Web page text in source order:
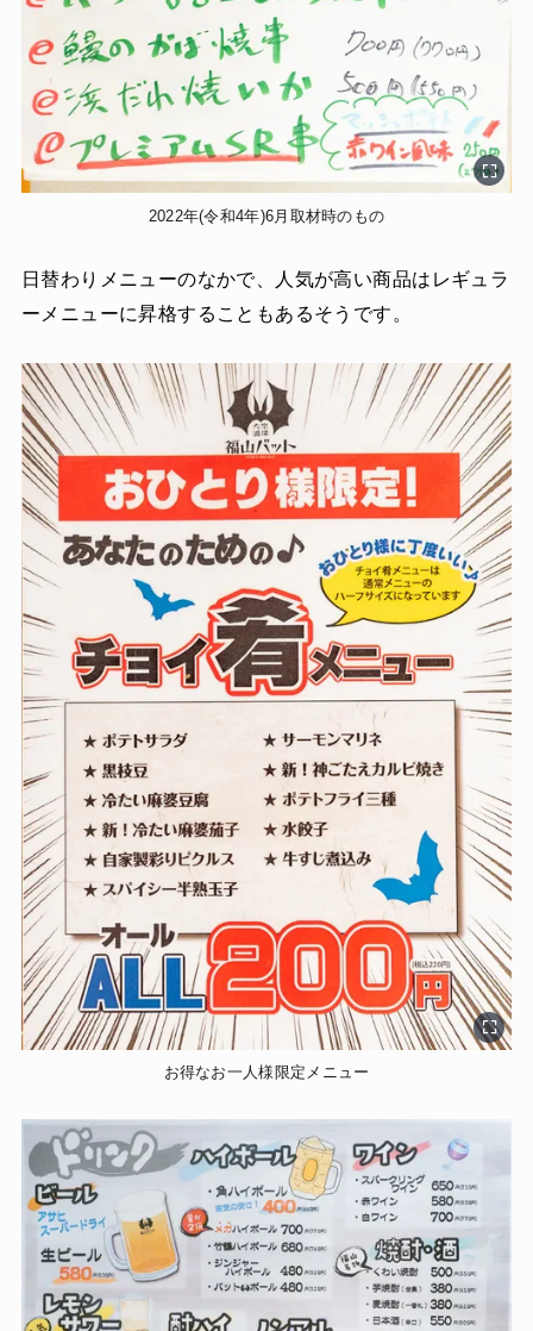
2022年(令和4年)6月取材時のもの
日替わりメニューのなかで、人気が高い商品はレギュラ
ーメニューに昇格することもあるそうです。
お得なお一人様限定メニュー